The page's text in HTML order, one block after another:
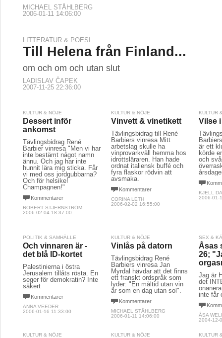
MICHAEL STÅHLBERG
2006-01-11 14:06:00
LITTERATUR & POESI
Till Helena från Finland...
om och om och utan slut
LADISLAV ČAPEK
2007-11-25 22:36:00
KULTUR & NÖJE
Dessert inför
ankomst
Tävlingsbidrag René
Barbier vinresa "Men vi har
inte bestämt något namn
ännu. Och jag har inte
hunnit lära mig sticka. Får
vi med oss jordgubbarna?
Och för helsike!
Champagnen!"
Kommentarer
ROBERT STJERNSTRÖM
2006-02-04 18:37:00
KULTUR & NÖJE
Vinvett & vinetikett
Tävlingsbidrag till René
Barbiers vinresa Mitt
arbetslag skulle ha
vinprovarkväll hemma hos
idrottsläraren. Han hade
ordnat italiensk buffé och
fyra flaskor rödvin att
avsmaka.
Kommentarer
CORINA LETH
2006-02-02 16:55:00
KULTUR
Vilse
är ett
körde
och
KJELL
2006-01-
POLITIK & SAMHÄLLE
Och vinnaren är -
det blå ID-kortet
Palestinierna i östra
Jerusalem tillåts rösta. En
seger för demokratin? Inte
säkert
Kommentarer
ANNA VEEDER
2006-01-16 11:33:00
KULTUR & NÖJE
Vinlås på datorn
Tävlingsbidrag René
Barbiers vinresa Jan
Myrdal hävdar att det finns
ett franskt ordspråk som
lyder: "En måltid utan vin
är som en dag utan sol".
Kommentarer
MICHAEL STÅHLBERG
2006-01-11 14:06:00
SEX &
Åsas
26;
Jag är
det
inte får
ÅSA
2004-12-
KULTUR & NÖJE KULTUR & NÖJE KULTUR